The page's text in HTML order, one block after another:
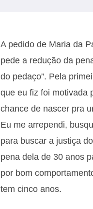
A pedido de Maria da
pede a redução da
do pedaço”. Pela
que eu fiz foi motivada
chance de nascer pra
Eu me arrependi,
para buscar a justiça
pena dela de 30 anos
por bom
tem cinco anos.